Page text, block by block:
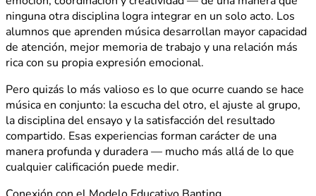
ninguna otra disciplina logra integrar en un solo acto. Los
alumnos que aprenden música desarrollan mayor capacidad
de atención, mejor memoria de trabajo y una relación más
rica con su propia expresión emocional.
Pero quizás lo más valioso es lo que ocurre cuando se hace
música en conjunto: la escucha del otro, el ajuste al grupo,
la disciplina del ensayo y la satisfacción del resultado
compartido. Esas experiencias forman carácter de una
manera profunda y duradera — mucho más allá de lo que
cualquier calificación puede medir.